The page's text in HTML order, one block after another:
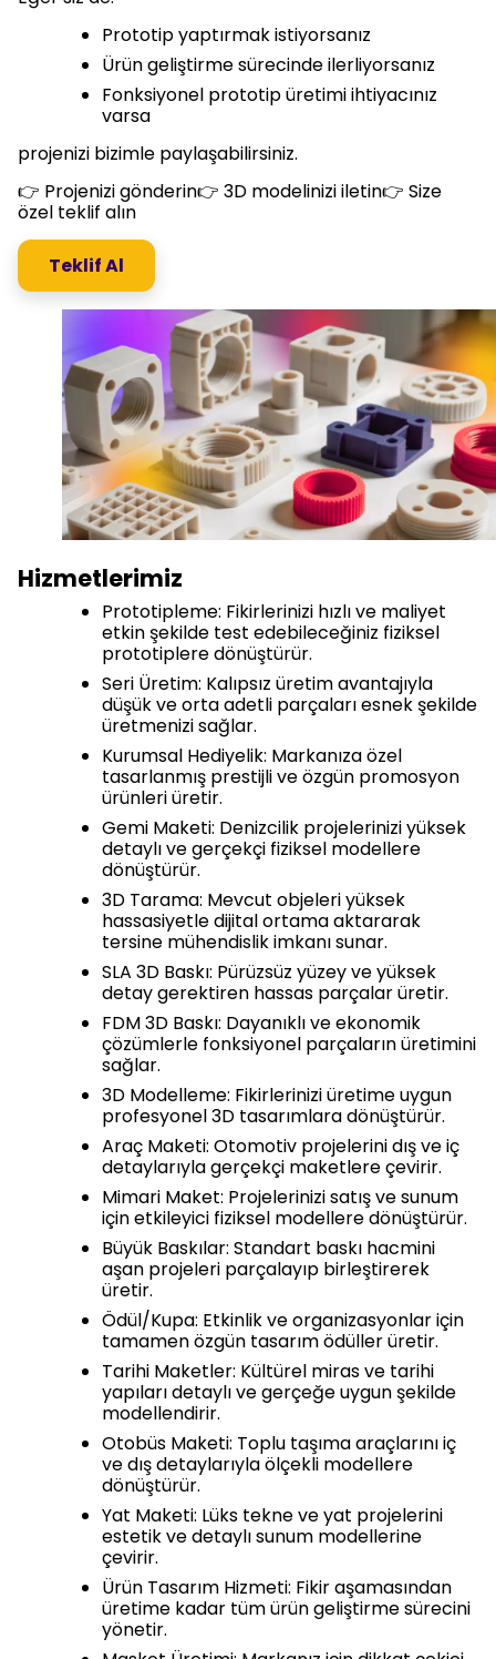
Prototip yaptırmak istiyorsanız
Ürün geliştirme sürecinde ilerliyorsanız
Fonksiyonel prototip üretimi ihtiyacınız
varsa
projenizi bizimle paylaşabilirsiniz.
👉 Projenizi gönderin👉 3D modelinizi iletin👉 Size
özel teklif alın
Teklif Al
Hizmetlerimiz
Prototipleme: Fikirlerinizi hızlı ve maliyet
etkin şekilde test edebileceğiniz fiziksel
prototiplere dönüştürür.
Seri Üretim: Kalıpsız üretim avantajıyla
düşük ve orta adetli parçaları esnek şekilde
üretmenizi sağlar.
Kurumsal Hediyelik: Markanıza özel
tasarlanmış prestijli ve özgün promosyon
ürünleri üretir.
Gemi Maketi: Denizcilik projelerinizi yüksek
detaylı ve gerçekçi fiziksel modellere
dönüştürür.
3D Tarama: Mevcut objeleri yüksek
hassasiyetle dijital ortama aktararak
tersine mühendislik imkanı sunar.
SLA 3D Baskı: Pürüzsüz yüzey ve yüksek
detay gerektiren hassas parçalar üretir.
FDM 3D Baskı: Dayanıklı ve ekonomik
çözümlerle fonksiyonel parçaların üretimini
sağlar.
3D Modelleme: Fikirlerinizi üretime uygun
profesyonel 3D tasarımlara dönüştürür.
Araç Maketi: Otomotiv projelerini dış ve iç
detaylarıyla gerçekçi maketlere çevirir.
Mimari Maket: Projelerinizi satış ve sunum
için etkileyici fiziksel modellere dönüştürür.
Büyük Baskılar: Standart baskı hacmini
aşan projeleri parçalayıp birleştirerek
üretir.
Ödül/Kupa: Etkinlik ve organizasyonlar için
tamamen özgün tasarım ödüller üretir.
Tarihi Maketler: Kültürel miras ve tarihi
yapıları detaylı ve gerçeğe uygun şekilde
modellendirir.
Otobüs Maketi: Toplu taşıma araçlarını iç
ve dış detaylarıyla ölçekli modellere
dönüştürür.
Yat Maketi: Lüks tekne ve yat projelerini
estetik ve detaylı sunum modellerine
çevirir.
Ürün Tasarım Hizmeti: Fikir aşamasından
üretime kadar tüm ürün geliştirme sürecini
yönetir.